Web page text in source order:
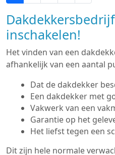
inschakelen!
Het vinden van een
afhankelijk van een aantal
Dat de dakdekker
Een dakdekker met
Vakwerk van een
Garantie op het
Het liefst tegen een
Dit zijn hele normale